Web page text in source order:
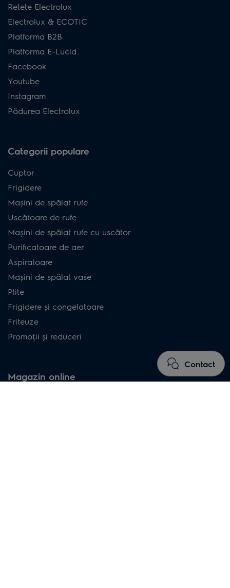
Contact
Retete Electrolux
Electrolux & ECOTIC
Platforma B2B
Platforma E-Lucid
Facebook
Youtube
Instagram
Pădurea Electrolux
Categorii populare
Cuptor
Frigidere
Mașini de spălat rufe
Uscătoare de rufe
Mașini de spălat rufe cu uscător
Purificatoare de aer
Aspiratoare
Mașini de spălat vase
Plite
Frigidere și congelatoare
Friteuze
Promoții și reduceri
Magazin online